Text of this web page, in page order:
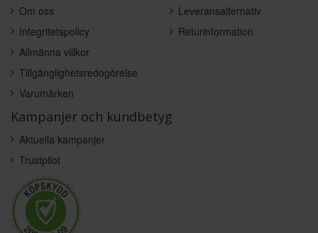
Om oss
Integritetspolicy
Allmänna villkor
Tillgänglighetsredogörelse
Varumärken
Leveransalternativ
Returinformation
Kampanjer och kundbetyg
Aktuella kampanjer
Trustpilot